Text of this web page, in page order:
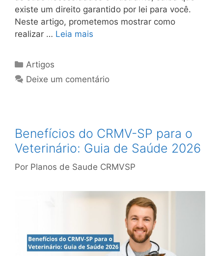
existe um direito garantido por lei para você.
Neste artigo, prometemos mostrar como
realizar … Leia mais
Artigos
Deixe um comentário
Benefícios do CRMV-SP para o
Veterinário: Guia de Saúde 2026
Por Planos de Saude CRMVSP